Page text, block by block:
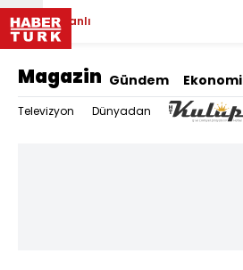
Canlı
Magazin Gündem Ekonomi
Televizyon Dünyadan